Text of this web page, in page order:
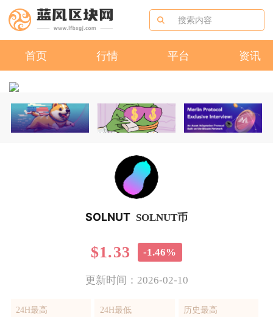
首页 行情 平台 资讯
SOLNUT SOLNUT币
$1.33 -1.46%
更新时间：2026-02-10
24H最高
24H最低
历史最高